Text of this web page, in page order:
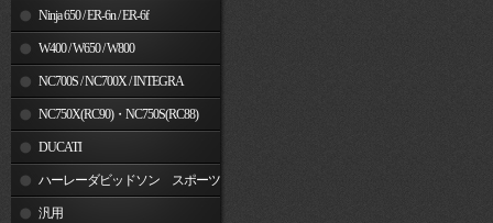
Ninja 650 / ER-6n / ER-6f
W400 / W650 / W800
NC700S / NC700X / INTEGRA
NC750X(RC90)・NC750S(RC88)
DUCATI
ハーレーダビッドソン スポーツ
スター汎用